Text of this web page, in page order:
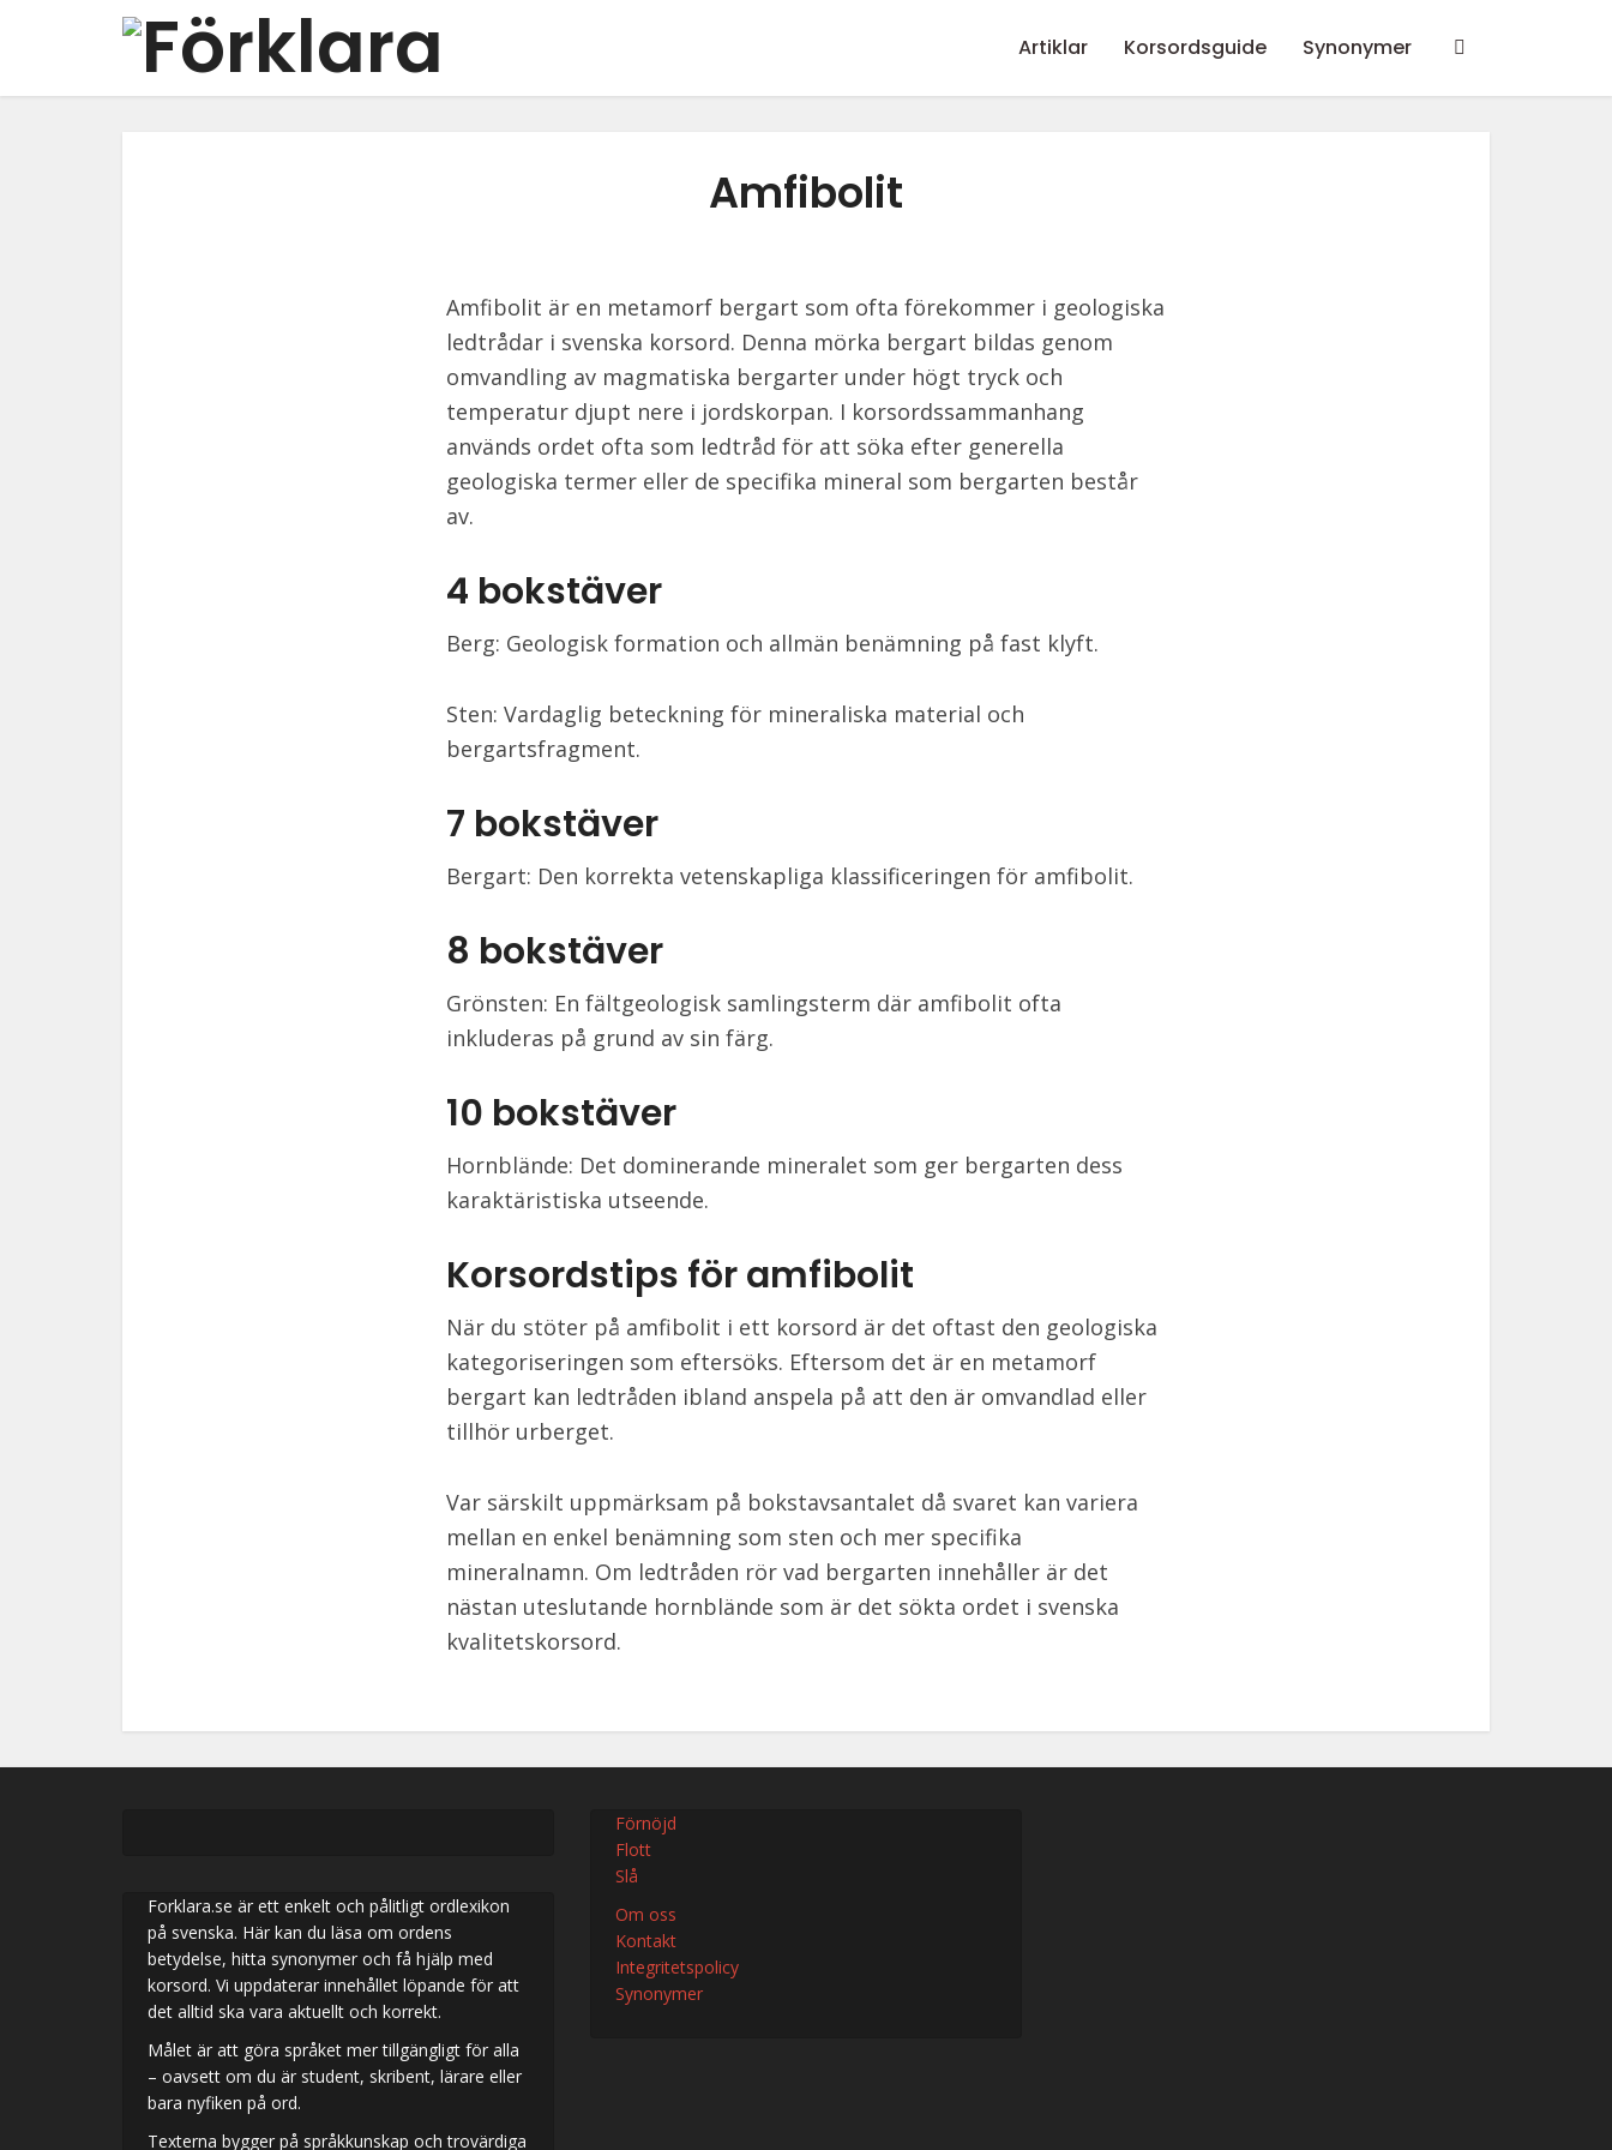
Artiklar Korsordsguide Synonymer
Amfibolit
Amfibolit är en metamorf bergart som ofta förekommer i geologiska
ledtrådar i svenska korsord. Denna mörka bergart bildas genom
omvandling av magmatiska bergarter under högt tryck och
temperatur djupt nere i jordskorpan. I korsordssammanhang
används ordet ofta som ledtråd för att söka efter generella
geologiska termer eller de specifika mineral som bergarten består
av.
4 bokstäver
Berg: Geologisk formation och allmän benämning på fast klyft.
Sten: Vardaglig beteckning för mineraliska material och
bergartsfragment.
7 bokstäver
Bergart: Den korrekta vetenskapliga klassificeringen för amfibolit.
8 bokstäver
Grönsten: En fältgeologisk samlingsterm där amfibolit ofta
inkluderas på grund av sin färg.
10 bokstäver
Hornblände: Det dominerande mineralet som ger bergarten dess
karaktäristiska utseende.
Korsordstips för amfibolit
När du stöter på amfibolit i ett korsord är det oftast den geologiska
kategoriseringen som eftersöks. Eftersom det är en metamorf
bergart kan ledtråden ibland anspela på att den är omvandlad eller
tillhör urberget.
Var särskilt uppmärksam på bokstavsantalet då svaret kan variera
mellan en enkel benämning som sten och mer specifika
mineralnamn. Om ledtråden rör vad bergarten innehåller är det
nästan uteslutande hornblände som är det sökta ordet i svenska
kvalitetskorsord.
Forklara.se är ett enkelt och pålitligt ordlexikon
på svenska. Här kan du läsa om ordens
betydelse, hitta synonymer och få hjälp med
korsord. Vi uppdaterar innehållet löpande för att
det alltid ska vara aktuellt och korrekt.
Målet är att göra språket mer tillgängligt för alla
– oavsett om du är student, skribent, lärare eller
bara nyfiken på ord.
Texterna bygger på språkkunskap och trovärdiga
Förnöjd
Flott
Slå
Om oss
Kontakt
Integritetspolicy
Synonymer